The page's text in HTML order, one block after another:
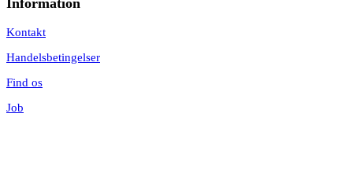
Information
Kontakt
Handelsbetingelser
Find os
Job